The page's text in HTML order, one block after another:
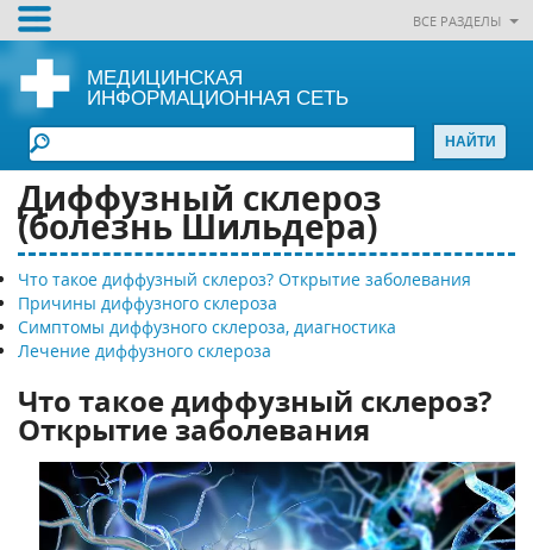
ВСЕ РАЗДЕЛЫ
МЕДИЦИНСКАЯ
ИНФОРМАЦИОННАЯ СЕТЬ
Диффузный склероз
(болезнь Шильдера)
Что такое диффузный склероз? Открытие заболевания
Причины диффузного склероза
Симптомы диффузного склероза, диагностика
Лечение диффузного склероза
Что такое диффузный склероз?
Открытие заболевания